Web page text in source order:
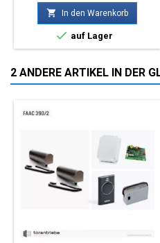
 In den Warenkorb
 auf Lager
2 ANDERE ARTIKEL IN DER